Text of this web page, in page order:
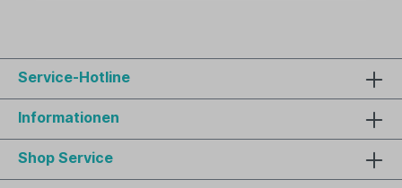
Service-Hotline
Informationen
Shop Service